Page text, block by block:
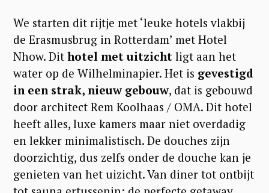
We starten dit rijtje met ‘leuke hotels vlakbij
de Erasmusbrug in Rotterdam’ met Hotel
Nhow. Dit hotel met uitzicht ligt aan het
water op de Wilhelminapier. Het is gevestigd
in een strak, nieuw gebouw, dat is gebouwd
door architect Rem Koolhaas / OMA. Dit hotel
heeft alles, luxe kamers maar niet overdadig
en lekker minimalistisch. De douches zijn
doorzichtig, dus zelfs onder de douche kan je
genieten van het uizicht. Van diner tot ontbijt